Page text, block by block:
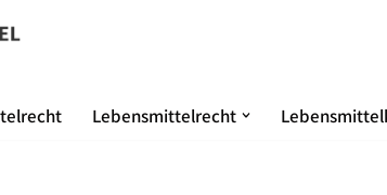
Lebensmittelrecht